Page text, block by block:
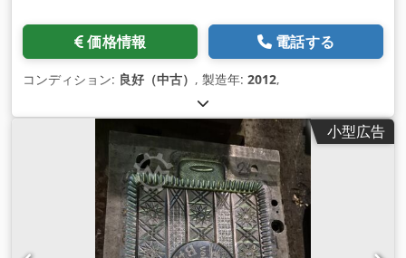
価格情報 電話する
コンディション: 良好（中古） , 製造年: 2012,
小型広告